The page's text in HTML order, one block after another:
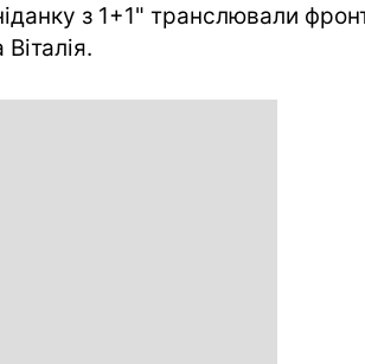
з 1+1" транслювали